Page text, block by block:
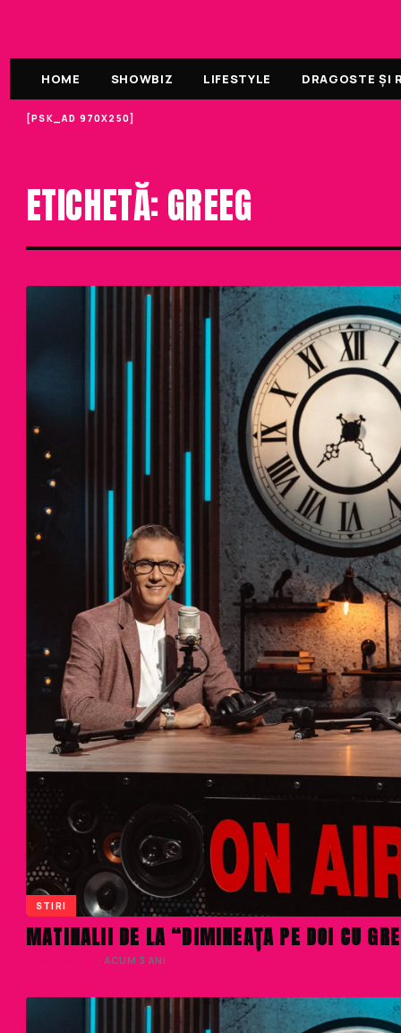
HOME SHOWBIZ LIFESTYLE DRAGOSTE ȘI
[PSK_AD 970X250]
ETICHETĂ: GREEG
STIRI
MATINALII DE LA “DIMINEAȚA PE DOI CU
· ACUM 3 ANI